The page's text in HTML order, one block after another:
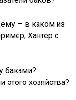
— в каком из
Хантер с
баками?
этого хозяйства?